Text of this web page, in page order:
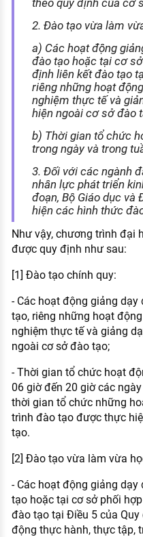
2. Đào tạo vừa làm
a) Các hoạt động
đào tạo hoặc tại cơ
định liên kết đào tạo
riêng những hoạt
nghiệm thực tế và
hiện ngoài cơ sở đào
b) Thời gian tổ chức
trong ngày và trong
3. Đối với các ngành
nhân lực phát triển
đoạn, Bộ Giáo dục và
hiện các hình thức
Như vậy, chương trình đại
được quy định như sau:
[1] Đào tạo chính quy:
- Các hoạt động giảng
tạo, riêng những hoạt
nghiệm thực tế và giảng
ngoài cơ sở đào tạo;
- Thời gian tổ chức hoạt
06 giờ đến 20 giờ các
thời gian tổ chức những
trình đào tạo được thực
tạo.
[2] Đào tạo vừa làm vừa
- Các hoạt động giảng
tạo hoặc tại cơ sở phối
đào tạo tại Điều 5 của
động thực hành, thực tập,